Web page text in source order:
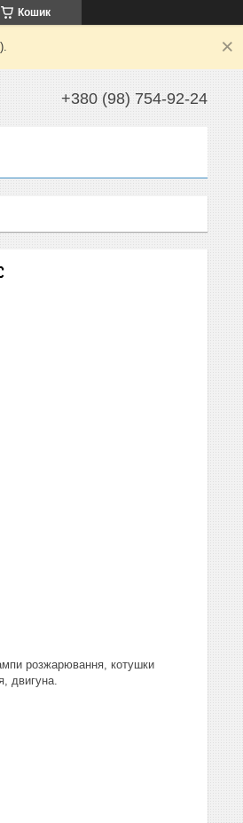
Кошик
+380 (98) 754-92-24
розжарювання, котушки
двигуна.